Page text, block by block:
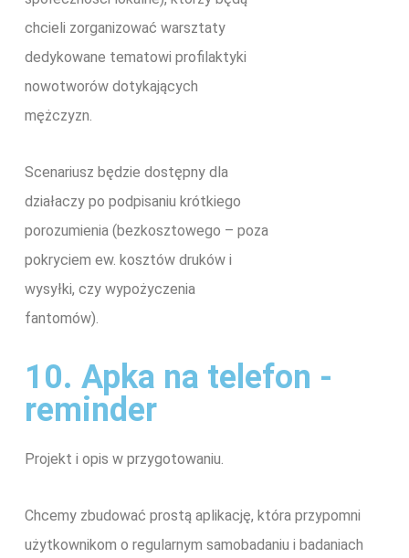
chcieli zorganizować warsztaty
dedykowane tematowi profilaktyki
nowotworów dotykających
mężczyzn.
Scenariusz będzie dostępny dla
działaczy po podpisaniu krótkiego
porozumienia (bezkosztowego – poza
pokryciem ew. kosztów druków i
wysyłki, czy wypożyczenia
fantomów).
10. Apka na telefon -
reminder
Projekt i opis w przygotowaniu.
Chcemy zbudować prostą aplikację, która przypomni
użytkownikom o regularnym samobadaniu i badaniach